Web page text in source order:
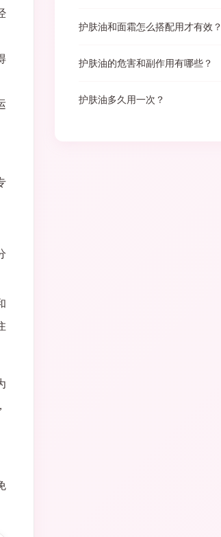
护肤油和面霜怎么搭配用才有效？
护肤油的危害和副作用有哪些？
护肤油多久用一次？